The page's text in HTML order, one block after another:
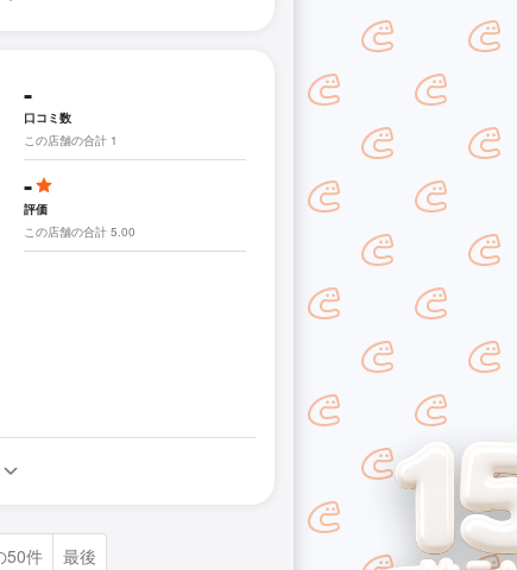
-
口コミ数
この店舗の合計 1
-
評価
この店舗の合計 5.00
50件 最後